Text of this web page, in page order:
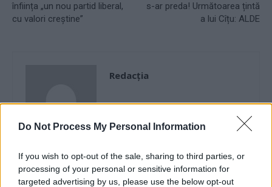
Do Not Process My Personal Information
If you wish to opt-out of the sale, sharing to third parties, or
processing of your personal or sensitive information for
targeted advertising by us, please use the below opt-out
înființa „un nou partid liberal,
cu valori creștine”
s-ar preda! Următoarea țintă
a lui Cîțu: ALDE
Redacţia
RELATED ARTICLES